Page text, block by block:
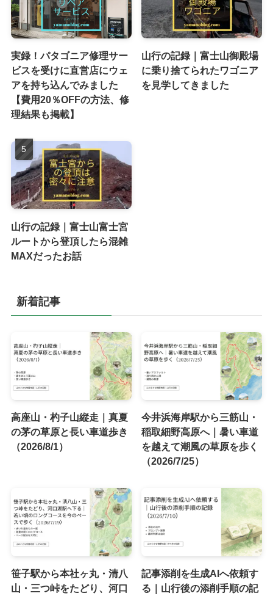
実録！パタゴニア修理サー
ビスを受けに直営店にウェ
アを持ち込んでみました
【費用20％OFFの方法、修
理結果も掲載】
山行の記録｜富士山御殿場
に乗り捨てられたワゴニア
を見学してきました
山行の記録｜富士山富士宮
ルートから登頂したら混雑
MAXだったお話
新着記事
高座山・杓子山縦走｜真夏
の茅の草原と長い車道歩き
（2026/8/1）
今井浜海岸駅から三筋山・
稲取細野高原へ｜暑い車道
を越えて潮風の草原を歩く
（2026/7/25）
笹子駅から本社ヶ丸・清八
山・三つ峠をたどり、河口
記事添削を生成AIへ依頼す
る｜山行後の添削手順の記